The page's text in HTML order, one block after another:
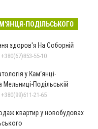
ПОДІЛЬСЬКОГО
здоров'я На Соборній
55-10
у Кам’янці-
Мельниці-Подільській
21-65
квартир у новобудовах